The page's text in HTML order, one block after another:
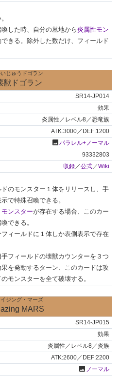
した時、自分の墓地から炎属性モン
きる。除外した数だけ、フィールド
じゅうドゴラン
獣ドゴラン
SR14-JP014
効果
炎属性／レベル8／恐竜族
ATK:3000／DEF:1200
photoパラレル+ノーマル
93332803
収録／公式／Wiki
のモンスター１体をリリースし、手
で特殊召喚できる。
モンスターが存在する場合、このカー
できる。
ィールドに１体しか表側表示で存在
フィールドの壊獣カウンターを３つ
を発動するターン、このカードは攻
モンスターを全て破壊する。
ジング・マーズ
MARS
SR14-JP015
効果
炎属性／レベル8／炎族
ATK:2600／DEF:2200
photo ノーマル